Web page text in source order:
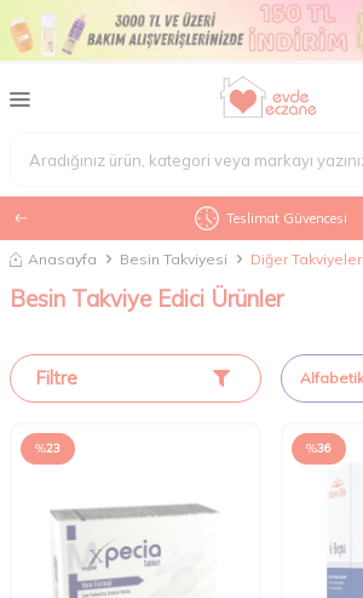
Teslimat Güvencesi
Anasayfa Besin Takviyesi Diğer Takviyeler
Besin Takviye Edici Ürünler
Filtre
%23 %36